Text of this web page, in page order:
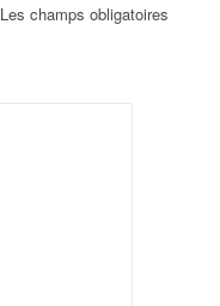
Les champs obligatoires